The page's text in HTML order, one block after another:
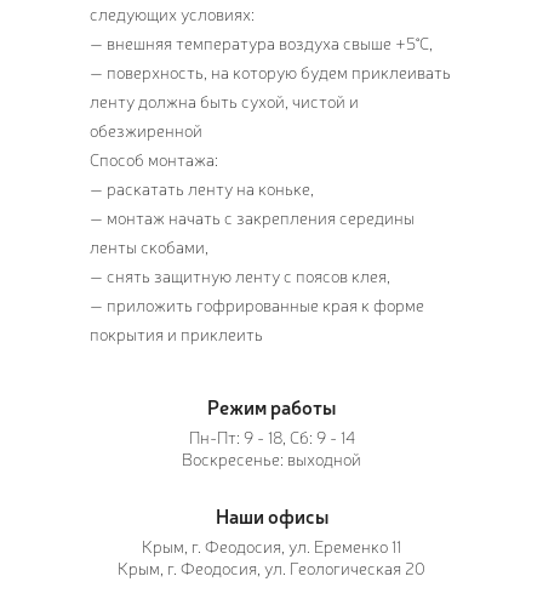
следующих условиях:
— внешняя температура воздуха свыше +5°C,
— поверхность, на которую будем приклеивать
ленту должна быть сухой, чистой и
обезжиренной
Способ монтажа:
— раскатать ленту на коньке,
— монтаж начать с закрепления середины
ленты скобами,
— снять защитную ленту с поясов клея,
— приложить гофрированные края к форме
покрытия и приклеить
Режим работы
Пн-Пт: 9 - 18, Сб: 9 - 14
Воскресенье: выходной
Наши офисы
Крым, г. Феодосия, ул. Еременко 11
Крым, г. Феодосия, ул. Геологическая 20